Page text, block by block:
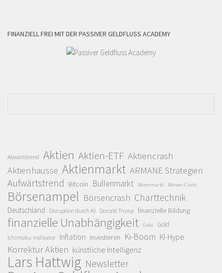
FINANZIELL FREI MIT DER PASSIVER GELDFLUSS ACADEMY
Abwärtstrend Aktien Aktien-ETF Aktiencrash
Aktienhausse Aktienmarkt ARMANE Strategien
Aufwärtstrend Bitcoin Bullenmarkt Bärenmarkt Börsen-Crash
Börsenampel Börsencrash Charttechnik
Deutschland Disruption durch KI Donald Trump finanzielle Bildung
finanzielle Unabhängigkeit Geld Gold
Ichimoku-Indikator Inflation investieren Ki-Boom KI-Hype
Korrektur Aktien künstliche Intelligenz
Lars Hattwig Newsletter